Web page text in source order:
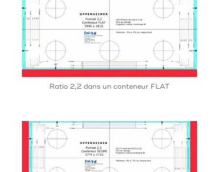
Ratio 2,2 dans un conteneur FLAT